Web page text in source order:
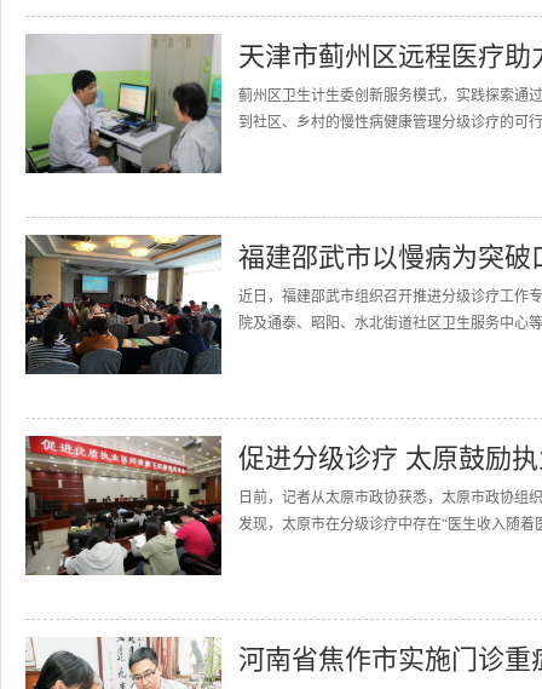
天津市蓟州区远程医疗助
蓟州区卫生计生委创新服务模式，实践探索通
到社区、乡村的慢性病健康管理分级诊疗的可
福建邵武市以慢病为突破
近日，福建邵武市组织召开推进分级诊疗工作
院及通泰、昭阳、水北街道社区卫生服务中心
促进分级诊疗 太原鼓励
日前，记者从太原市政协获悉，太原市政协组
发现，太原市在分级诊疗中存在“医生收入随
河南省焦作市实施门诊